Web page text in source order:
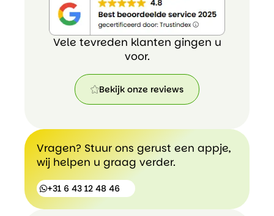
Vele tevreden klanten gingen u
voor.
Bekijk onze reviews
reviews
Vragen? Stuur ons gerust een appje,
wij helpen u graag verder.
+31 6 43 12 48 46